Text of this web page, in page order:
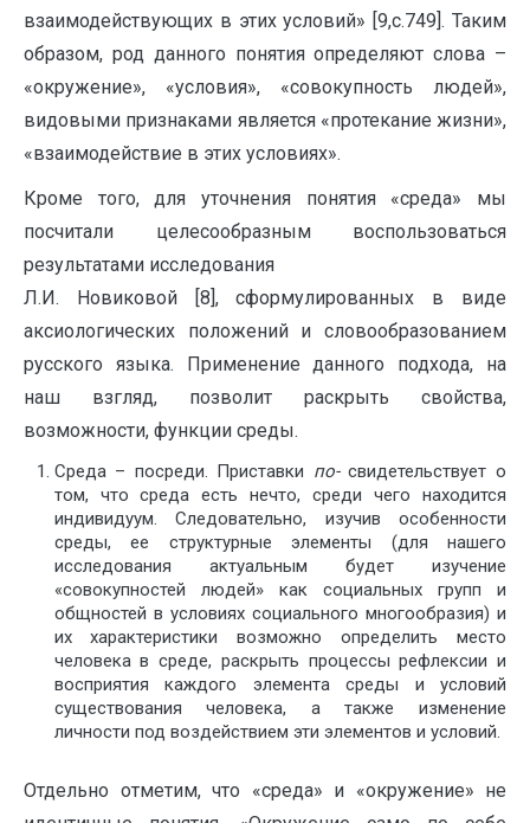
взаимодействующих в этих условий» [9,с.749]. Таким
образом, род данного понятия определяют слова –
«окружение», «условия», «совокупность людей»,
видовыми признаками является «протекание жизни»,
«взаимодействие в этих условиях».
Кроме того, для уточнения понятия «среда» мы
посчитали целесообразным воспользоваться
результатами исследования
Л.И. Новиковой [8], сформулированных в виде
аксиологических положений и словообразованием
русского языка. Применение данного подхода, на
наш взгляд, позволит раскрыть свойства,
возможности, функции среды.
Среда – посреди. Приставки по-свидетельствует о
том, что среда есть нечто, среди чего находится
индивидуум. Следовательно, изучив особенности
среды, ее структурные элементы (для нашего
исследования актуальным будет изучение
«совокупностей людей» как социальных групп и
общностей в условиях социального многообразия) и
их характеристики возможно определить место
человека в среде, раскрыть процессы рефлексии и
восприятия каждого элемента среды и условий
существования человека, а также изменение
личности под воздействием эти элементов и условий.
Отдельно отметим, что «среда» и «окружение» не